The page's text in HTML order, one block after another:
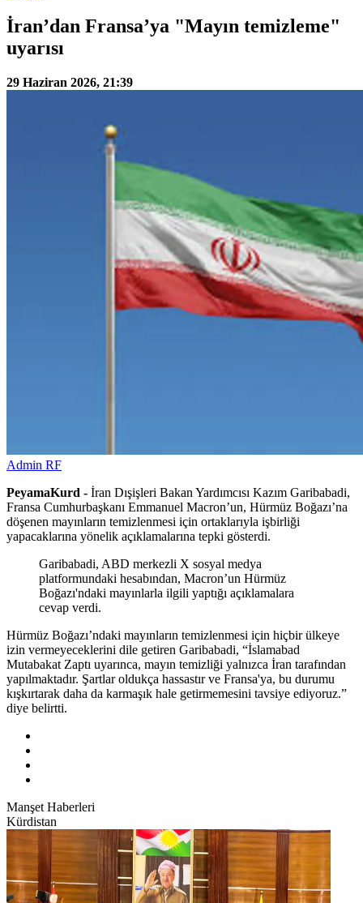
İran’dan Fransa’ya "Mayın temizleme"
uyarısı
29 Haziran 2026, 21:39
Admin RF
PeyamaKurd - İran Dışişleri Bakan Yardımcısı Kazım Garibabadi,
Fransa Cumhurbaşkanı Emmanuel Macron’un, Hürmüz Boğazı’na
döşenen mayınların temizlenmesi için ortaklarıyla işbirliği
yapacaklarına yönelik açıklamalarına tepki gösterdi.
Garibabadi, ABD merkezli X sosyal medya
platformundaki hesabından, Macron’un Hürmüz
Boğazı'ndaki mayınlarla ilgili yaptığı açıklamalara
cevap verdi.
Hürmüz Boğazı’ndaki mayınların temizlenmesi için hiçbir ülkeye
izin vermeyeceklerini dile getiren Garibabadi, “İslamabad
Mutabakat Zaptı uyarınca, mayın temizliği yalnızca İran tarafından
yapılmaktadır. Şartlar oldukça hassastır ve Fransa'ya, bu durumu
kışkırtarak daha da karmaşık hale getirmemesini tavsiye ediyoruz.”
diye belirtti.
Manşet Haberleri
Kürdistan